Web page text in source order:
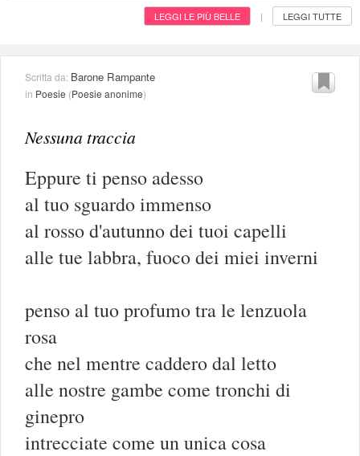
LEGGI LE PIÙ BELLE | LEGGI TUTTE
Scritta da: Barone Rampante
in Poesie (Poesie anonime)
Nessuna traccia
Eppure ti penso adesso
al tuo sguardo immenso
al rosso d'autunno dei tuoi capelli
alle tue labbra, fuoco dei miei inverni
penso al tuo profumo tra le lenzuola
rosa
che nel mentre caddero dal letto
alle nostre gambe come tronchi di
ginepro
intrecciate come un unica cosa